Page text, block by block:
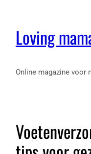
Loving
Online magazine voor